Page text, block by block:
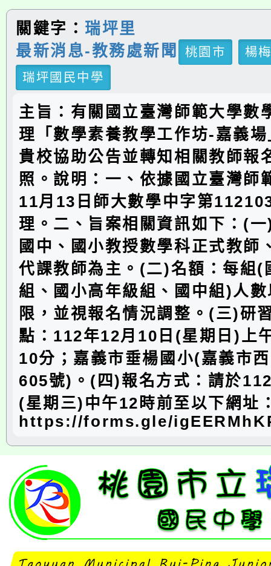
關鍵字： 瑞坪里
最新消息-教務處新聞
桃園市
楊
瑞坪國民中學
主旨：有關國立臺灣師範大學數
理「數學素養教學工作坊-嘉義
貴校協助公告並轉知相關教師報
照。說明：一、依據國立臺灣師
11月13日師大數學中字第
理。二、旨案相關資訊如下：(
國中、國小教授數學科正式教師
代課教師為主。(二)名額：每組(
組、國小高年級組、國中組)人
限，並視報名情況調整。(三)研
點：112年12月10日(星期日)上
10分；嘉義市垂楊國小(嘉義市
605號)。(四)報名方式：請於
(星期三)中午12時前至以下網址
https://forms.gle/